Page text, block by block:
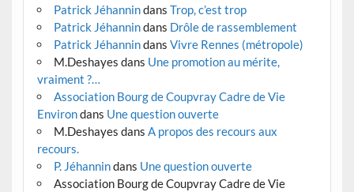
Patrick Jéhannindans Trop, c’est trop
Patrick Jéhannindans Drôle de rassemblement
Patrick Jéhannindans Vivre Rennes (métropole)
M.Deshayes dans Une promotion au mérite,
vraiment ?…
Association Bourg de Coupvray Cadre de Vie
Environdans Une question ouverte
M.Deshayes dans A propos des recours aux
recours.
P. Jéhannindans Une question ouverte
Association Bourg de Coupvray Cadre de Vie